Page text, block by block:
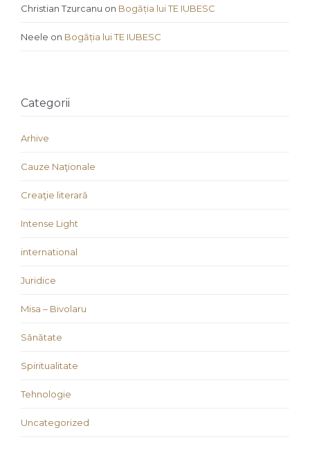
Christian Tzurcanu on Bogăția lui TE IUBESC
Neele on Bogăția lui TE IUBESC
Categorii
Arhive
Cauze Naţionale
Creaţie literară
Intense Light
international
Juridice
Misa – Bivolaru
Sănătate
Spiritualitate
Tehnologie
Uncategorized